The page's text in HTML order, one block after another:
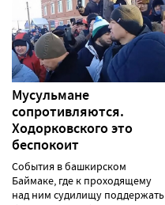
Мусульмане
сопротивляются.
Ходорковского это
беспокоит
События в башкирском
Баймаке, где к проходящему
над ним судилищу поддержать